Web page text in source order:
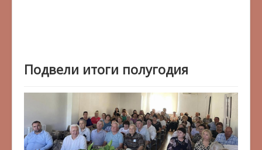
Подвели итоги полугодия